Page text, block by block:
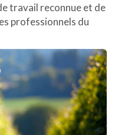
travail reconnue et de
professionnels du